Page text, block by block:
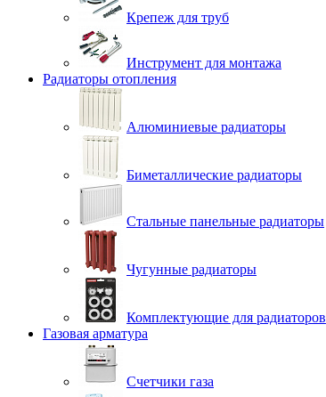
Крепеж для труб
Инструмент для монтажа
Радиаторы отопления
Алюминиевые радиаторы
Биметаллические радиаторы
Стальные панельные радиаторы
Чугунные радиаторы
Комплектующие для радиаторов
Газовая арматура
Счетчики газа